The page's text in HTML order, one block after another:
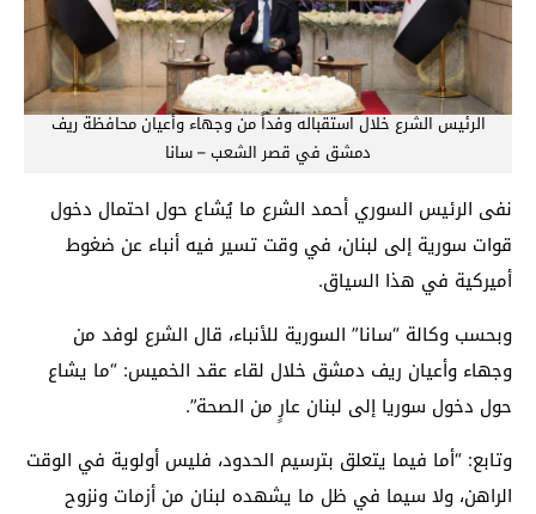
الرئيس الشرع خلال استقباله وفداً من وجهاء وأعيان محافظة ريف
دمشق في قصر الشعب – سانا
نفى الرئيس السوري أحمد الشرع ما يُشاع حول احتمال دخول
قوات سورية إلى لبنان، في وقت تسير فيه أنباء عن ضغوط
أميركية في هذا السياق.
وبحسب وكالة “سانا” السورية للأنباء، قال الشرع لوفد من
وجهاء وأعيان ريف دمشق خلال لقاء عقد الخميس: “ما يشاع
حول دخول سوريا إلى لبنان عارٍ من الصحة”.
وتابع: “أما فيما يتعلق بترسيم الحدود، فليس أولوية في الوقت
الراهن، ولا سيما في ظل ما يشهده لبنان من أزمات ونزوح